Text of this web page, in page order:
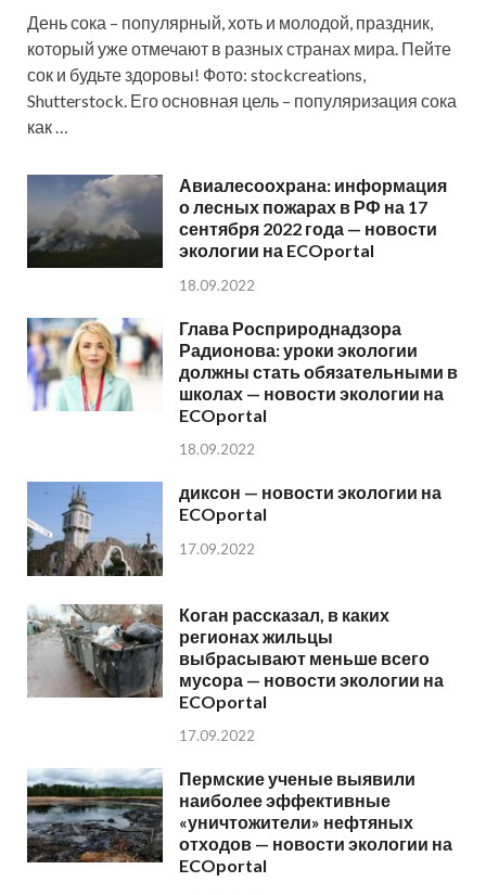
День сока – популярный, хоть и молодой, праздник,
который уже отмечают в разных странах мира. Пейте
сок и будьте здоровы! Фото: stockcreations,
Shutterstock. Его основная цель – популяризация сока
как …
Авиалесоохрана: информация
о лесных пожарах в РФ на 17
сентября 2022 года — новости
экологии на ECOportal
18.09.2022
Глава Росприроднадзора
Радионова: уроки экологии
должны стать обязательными в
школах — новости экологии на
ECOportal
18.09.2022
диксон — новости экологии на
ECOportal
17.09.2022
Коган рассказал, в каких
регионах жильцы
выбрасывают меньше всего
мусора — новости экологии на
ECOportal
17.09.2022
Пермские ученые выявили
наиболее эффективные
«уничтожители» нефтяных
отходов — новости экологии на
ECOportal